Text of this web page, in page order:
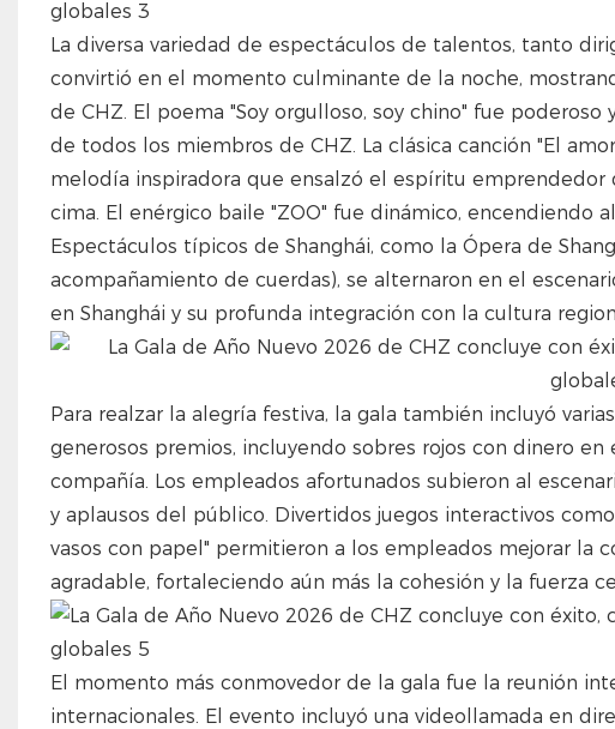
La diversa variedad de espectáculos de talentos, tanto
convirtió en el momento culminante de la noche,
de CHZ. El poema "Soy orgulloso, soy chino" fue
de todos los miembros de CHZ. La clásica canción "El
melodía inspiradora que ensalzó el espíritu emprendedor
cima. El enérgico baile "ZOO" fue dinámico, encendiendo
Espectáculos típicos de Shanghái, como la Ópera de
acompañamiento de cuerdas), se alternaron en el
en Shanghái y su profunda integración con la cultura
Para realzar la alegría festiva, la gala también incluyó
generosos premios, incluyendo sobres rojos con dinero
compañía. Los empleados afortunados subieron al
y aplausos del público. Divertidos juegos interactivos
vasos con papel" permitieron a los empleados mejorar la
agradable, fortaleciendo aún más la cohesión y la fuerza
El momento más conmovedor de la gala fue la reunión
internacionales. El evento incluyó una videollamada en